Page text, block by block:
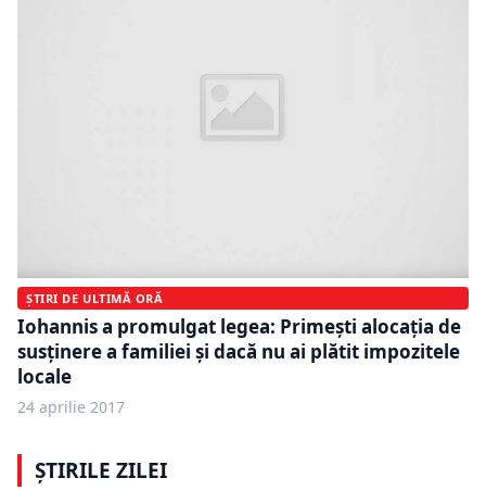
ȘTIRI DE ULTIMĂ ORĂ
Iohannis a promulgat legea: Primești alocația de
susținere a familiei și dacă nu ai plătit impozitele
locale
24 aprilie 2017
ȘTIRILE ZILEI